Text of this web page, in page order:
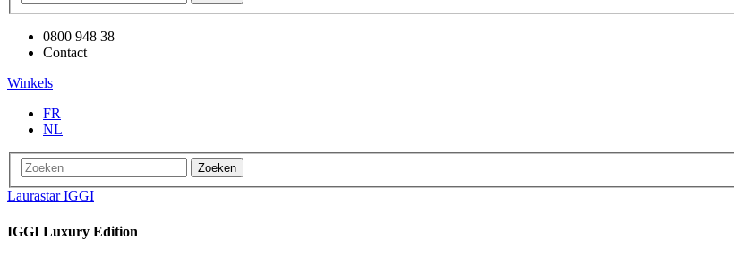
0800 948 38
Contact
Winkels
FR
NL
Zoeken
Laurastar IGGI
IGGI Luxury Edition